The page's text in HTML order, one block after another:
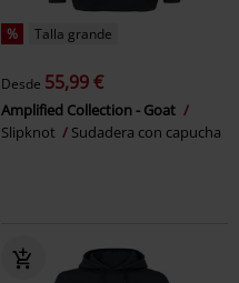
% Talla grande
Desde 55,99 €
Amplified Collection - Goat
Slipknot
Sudadera con capucha